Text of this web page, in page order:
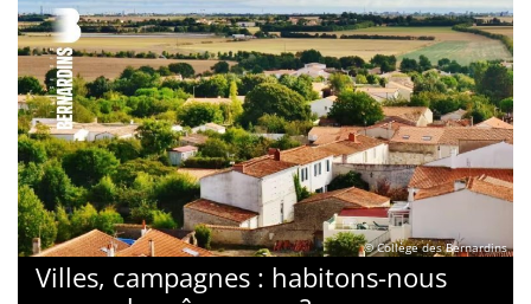
© Collège des Bernardins
Villes, campagnes : habitons-nous